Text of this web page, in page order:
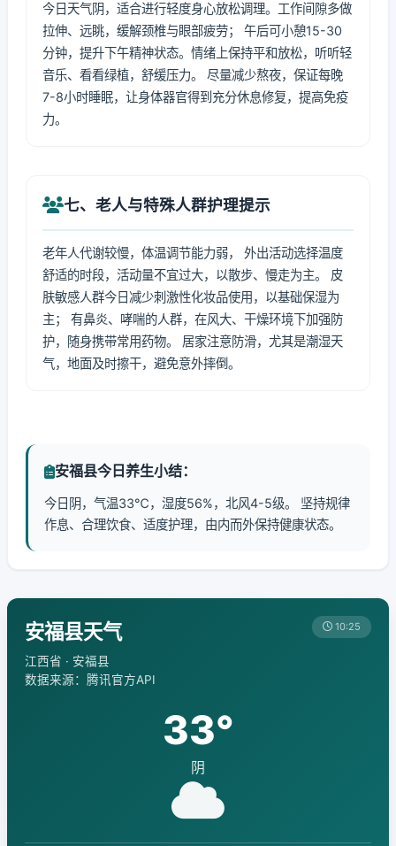
今日天气阴，适合进行轻度身心放松调理。工作间隙多做
拉伸、远眺，缓解颈椎与眼部疲劳； 午后可小憩15-30
分钟，提升下午精神状态。情绪上保持平和放松，听听轻
音乐、看看绿植，舒缓压力。 尽量减少熬夜，保证每晚
7-8小时睡眠，让身体器官得到充分休息修复，提高免疫
力。
七、老人与特殊人群护理提示
老年人代谢较慢，体温调节能力弱， 外出活动选择温度
舒适的时段，活动量不宜过大，以散步、慢走为主。 皮
肤敏感人群今日减少刺激性化妆品使用，以基础保湿为
主； 有鼻炎、哮喘的人群，在风大、干燥环境下加强防
护，随身携带常用药物。 居家注意防滑，尤其是潮湿天
气，地面及时擦干，避免意外摔倒。
安福县今日养生小结：
今日阴，气温33℃，湿度56%，北风4-5级。 坚持规律
作息、合理饮食、适度护理，由内而外保持健康状态。
安福县天气
江西省 · 安福县
数据来源：腾讯官方API
10:25
33°
阴